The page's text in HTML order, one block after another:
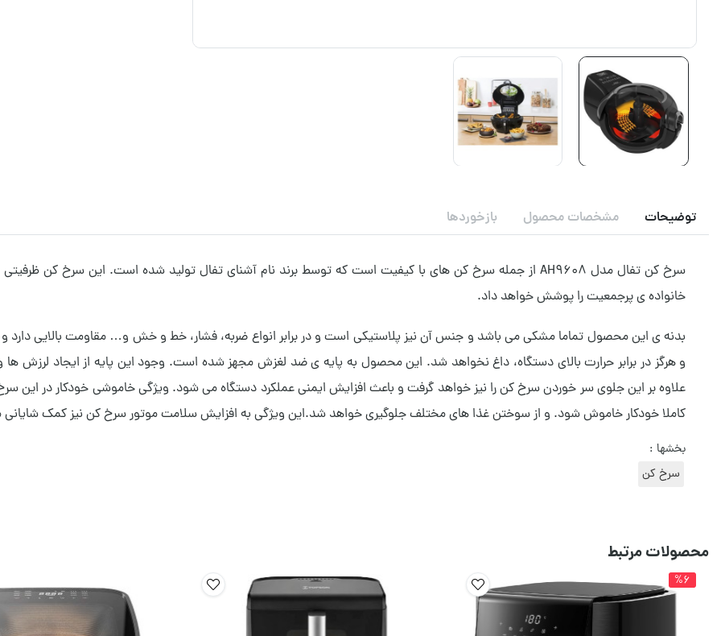
توضیحات مشخصات محصول بازخوردها
خانواده ی پرجمعیت را پوشش خواهد داد.
بدنه ی این محصول تماما مشکی می باشد و جنس آن نیز پلاستیکی است و در برابر انواع ضربه، فشار، خط و خش و… مقاومت بالایی دارد
و هرگز در برابر حرارت بالای دستگاه، داغ نخواهد شد. این محصول به پایه ی ضد لغزش مجهز شده است. وجود این پایه از ایجاد لرزش ها
علاوه بر این جلوی سر خوردن سرخ کن را نیز خواهد گرفت و باعث افزایش ایمنی عملکرد دستگاه می شود. ویژگی خاموشی خودکار در
کاملا خودکار خاموش شود. و از سوختن غذا های مختلف جلوگیری خواهد شد.این ویژگی به افزایش سلامت موتور سرخ کن نیز کمک شایانی
بخشها :
سرخ کن
محصولات مرتبط
%6